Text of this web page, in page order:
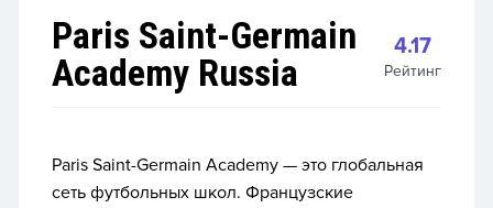
Paris Saint-Germain
Academy Russia
4.17
Рейтинг
Paris Saint-Germain Academy — это глобальная
сеть футбольных школ. Французские